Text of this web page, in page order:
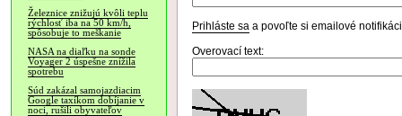
Železnice znižujú kvôli teplu
rýchlosť iba na 50 km/h,
spôsobuje to meškanie
NASA na diaľku na sonde
Voyager 2 úspešne znížila
spotrebu
Súd zakázal samojazdiacim
Google taxíkom dobíjanie v
noci, rušili obyvateľov
Prihláste sa a povoľte si emailové
Overovací text: